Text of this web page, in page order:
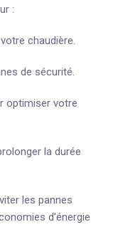
:
chaudière.
de sécurité.
optimiser votre
la durée
les pannes
d’énergie